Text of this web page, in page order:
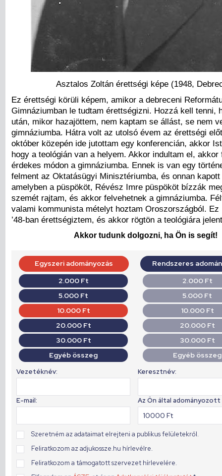
Asztalos Zoltán érettségi képe (1948,
Ez érettségi körüli képem, amikor a debreceni
Gimnáziumban le tudtam érettségizni. Hozzá kell tenni,
után, mikor hazajöttem, nem kaptam se állást, se nem
gimnáziumba. Hátra volt az utolsó évem az érettségi
október közepén ide jutottam egy konferencián, akkor
hogy a teológián van a helyem. Akkor indultam el, akkor
érdekes módon a gimnáziumba. Ennek is van egy
felment az Oktatásügyi Minisztériumba, és onnan
amelyben a püspököt, Révész Imre püspököt bízzák
szemét rajtam, és akkor felvehetnek a gimnáziumba.
valami kommunista mételyt hoztam Oroszországból. Ez
’48-ban érettségiztem, és akkor rögtön a teológiára
Akkor tudunk dolgozni, ha Ön is segít!